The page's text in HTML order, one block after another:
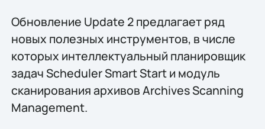
Обновление Update 2 предлагает ряд
новых полезных инструментов, в числе
которых интеллектуальный планировщик
задач Scheduler Smart Start и модуль
сканирования архивов Archives Scanning
Management.